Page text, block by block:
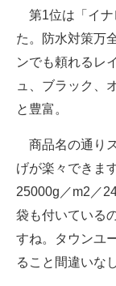
第1位は「イナ
た。防水対策万
ンでも頼れるレ
ュ、ブラック、
と豊富。
商品名の通り
げが楽々できま
25000g／m2／
袋も付いている
すね。タウンユ
ること間違いな